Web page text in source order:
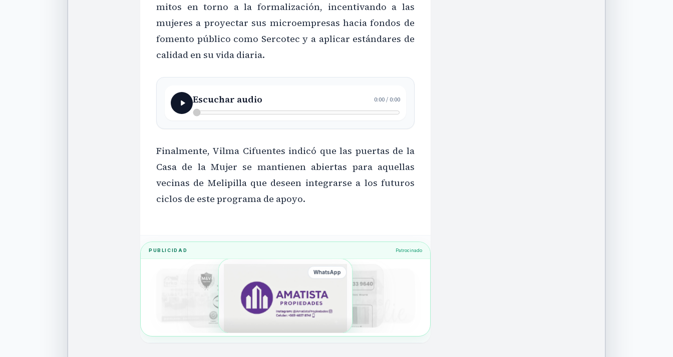
mitos en torno a la formalización, incentivando a las
mujeres a proyectar sus microempresas hacia fondos de
fomento público como Sercotec y a aplicar estándares de
calidad en su vida diaria.
Escuchar audio 0:00/0:00
Finalmente, Vilma Cifuentes indicó que las puertas de la
Casa de la Mujer se mantienen abiertas para aquellas
vecinas de Melipilla que deseen integrarse a los futuros
ciclos de este programa de apoyo.
PUBLICIDAD Patrocinado
WhatsApp